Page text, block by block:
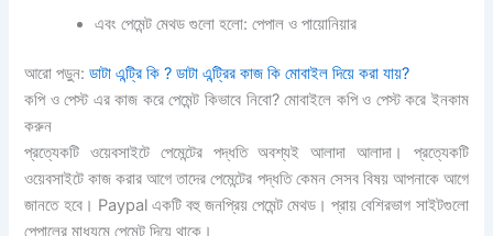
এবং পেমেন্ট মেথড গুলো হলো: পেপাল ও পায়োনিয়ার
আরো পড়ুন:ডাটা এন্ট্রি কি ? ডাটা এন্ট্রির কাজ কি মোবাইল দিয়ে করা যায়?
কপি ও পেস্ট এর কাজ করে পেমেন্ট কিভাবে নিবো? মোবাইলে কপি ও পেস্ট করে ইনকাম
করুন
প্রত্যেকটি ওয়েবসাইটে পেমেন্টের পদ্ধতি অবশ্যই আলাদা আলাদা। প্রত্যেকটি
ওয়েবসাইটে কাজ করার আগে তাদের পেমেন্টের পদ্ধতি কেমন সেসব বিষয় আপনাকে আগে
জানতে হবে। Paypal একটি বহু জনপ্রিয় পেমেন্ট মেথড। প্রায় বেশিরভাগ সাইটগুলো